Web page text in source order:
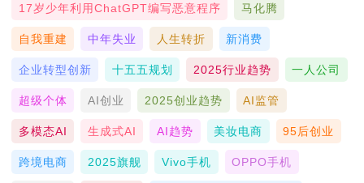
17岁少年利用ChatGPT编写恶意程序 马化腾
自我重建 中年失业 人生转折 新消费
企业转型创新 十五五规划 2025行业趋势 一人公司
超级个体 AI创业 2025创业趋势 AI监管
多模态AI 生成式AI AI趋势 美妆电商 95后创业
跨境电商 2025旗舰 Vivo手机 OPPO手机